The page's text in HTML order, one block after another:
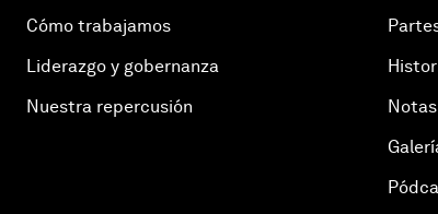
Cómo trabajamos
Liderazgo y gobernanza
Nuestra repercusión